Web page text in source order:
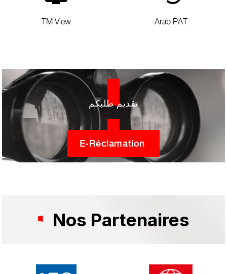
TM View Arab PAT
تقديم طلبكم
E-Réclamation
Nos Partenaires